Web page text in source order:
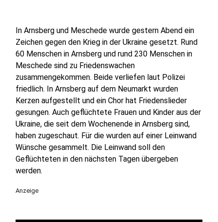
In Arnsberg und Meschede wurde gestern Abend ein
Zeichen gegen den Krieg in der Ukraine gesetzt. Rund
60 Menschen in Arnsberg und rund 230 Menschen in
Meschede sind zu Friedenswachen
zusammengekommen. Beide verliefen laut Polizei
friedlich. In Arnsberg auf dem Neumarkt wurden
Kerzen aufgestellt und ein Chor hat Friedenslieder
gesungen. Auch geflüchtete Frauen und Kinder aus der
Ukraine, die seit dem Wochenende in Arnsberg sind,
haben zugeschaut. Für die wurden auf einer Leinwand
Wünsche gesammelt. Die Leinwand soll den
Geflüchteten in den nächsten Tagen übergeben
werden.
Anzeige